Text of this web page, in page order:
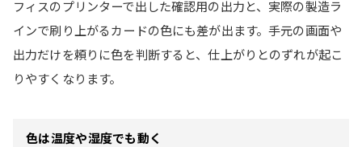
フィスのプリンターで出した確認用の出力と、実際の製造ラ
インで刷り上がるカードの色にも差が出ます。手元の画面や
出力だけを頼りに色を判断すると、仕上がりとのずれが起こ
りやすくなります。
色は温度や湿度でも動く